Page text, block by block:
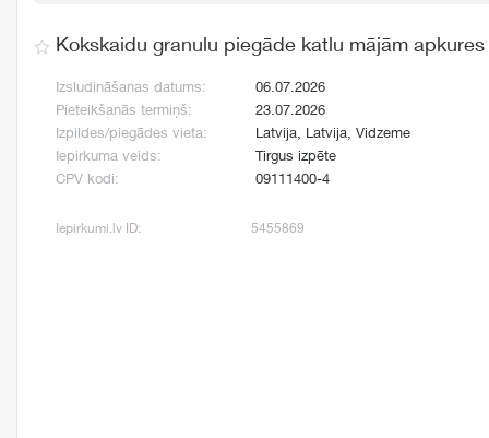
Kokskaidu granulu piegāde katlu mājām apkures
Izsludināšanas datums:
06.07.2026
Pieteikšanās termiņš:
23.07.2026
Izpildes/piegādes vieta:
Latvija, Latvija, Vidzeme
Iepirkuma veids:
Tirgus izpēte
CPV kodi:
09111400-4
Iepirkumi.lv ID: 5455869